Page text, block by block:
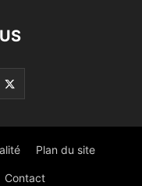
Plan du site
Contact